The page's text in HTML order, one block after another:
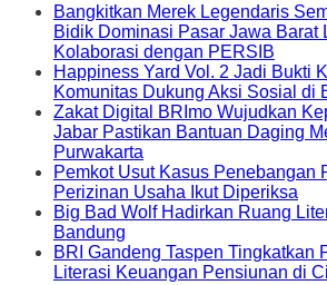
Bangkitkan Merek Legendaris
Bidik Dominasi Pasar Jawa Barat
Kolaborasi dengan PERSIB
Happiness Yard Vol. 2 Jadi Bukti
Komunitas Dukung Aksi Sosial di
Zakat Digital BRImo Wujudkan
Jabar Pastikan Bantuan Daging
Purwakarta
Pemkot Usut Kasus Penebangan
Perizinan Usaha Ikut Diperiksa
Big Bad Wolf Hadirkan Ruang
Bandung
BRI Gandeng Taspen Tingkatkan
Literasi Keuangan Pensiunan di